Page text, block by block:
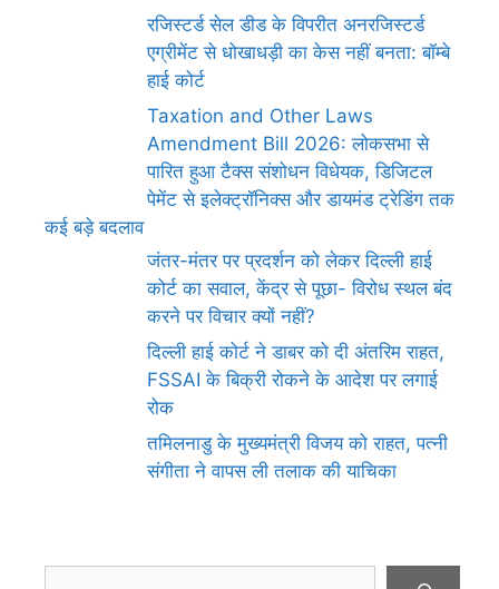
रजिस्टर्ड सेल डीड के विपरीत अनरजिस्टर्ड
एग्रीमेंट से धोखाधड़ी का केस नहीं बनता: बॉम्बे
हाई कोर्ट
Taxation and Other Laws
Amendment Bill 2026: लोकसभा से
पारित हुआ टैक्स संशोधन विधेयक, डिजिटल
पेमेंट से इलेक्ट्रॉनिक्स और डायमंड ट्रेडिंग तक
कई बड़े बदलाव
जंतर-मंतर पर प्रदर्शन को लेकर दिल्ली हाई
कोर्ट का सवाल, केंद्र से पूछा- विरोध स्थल बंद
करने पर विचार क्यों नहीं?
दिल्ली हाई कोर्ट ने डाबर को दी अंतरिम राहत,
FSSAI के बिक्री रोकने के आदेश पर लगाई
रोक
तमिलनाडु के मुख्यमंत्री विजय को राहत, पत्नी
संगीता ने वापस ली तलाक की याचिका